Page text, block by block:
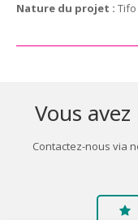
Nature du projet :
Vous
Contactez-nous via